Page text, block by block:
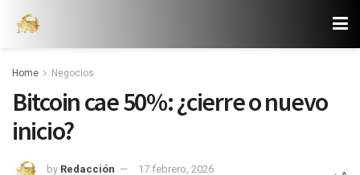
Home Negocios
Bitcoin cae 50%: ¿cierre o nuevo
inicio?
by Redacción
17 febrero, 2026